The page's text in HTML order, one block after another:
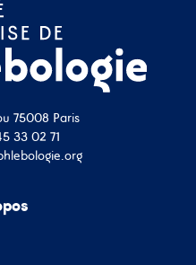
75008 Paris
33 02 71